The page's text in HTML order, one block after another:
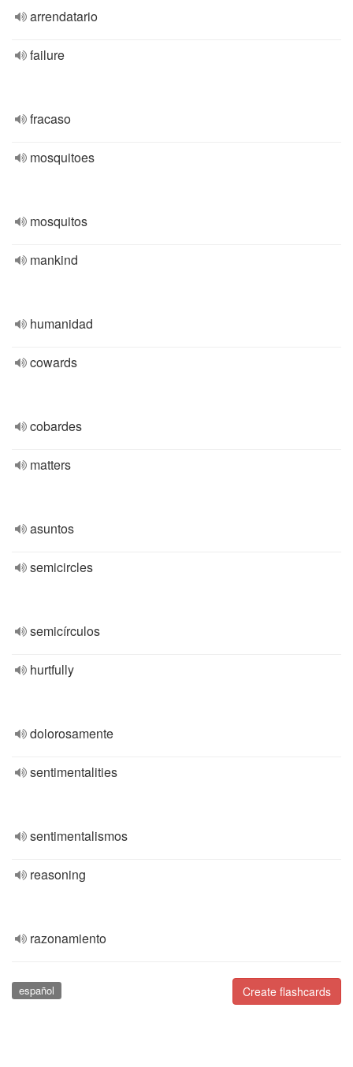
arrendatario
failure
fracaso
mosquitoes
mosquitos
mankind
humanidad
cowards
cobardes
matters
asuntos
semicircles
semicírculos
hurtfully
dolorosamente
sentimentalities
sentimentalismos
reasoning
razonamiento
Create flashcards
español